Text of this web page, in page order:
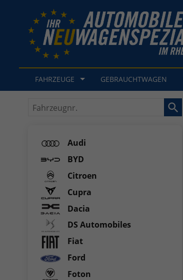
FAHRZEUGE GEBRAUCHTWAGEN
Fahrzeugnr.
Audi
BYD
Citroen
Cupra
Dacia
DS Automobiles
Fiat
Ford
Foton